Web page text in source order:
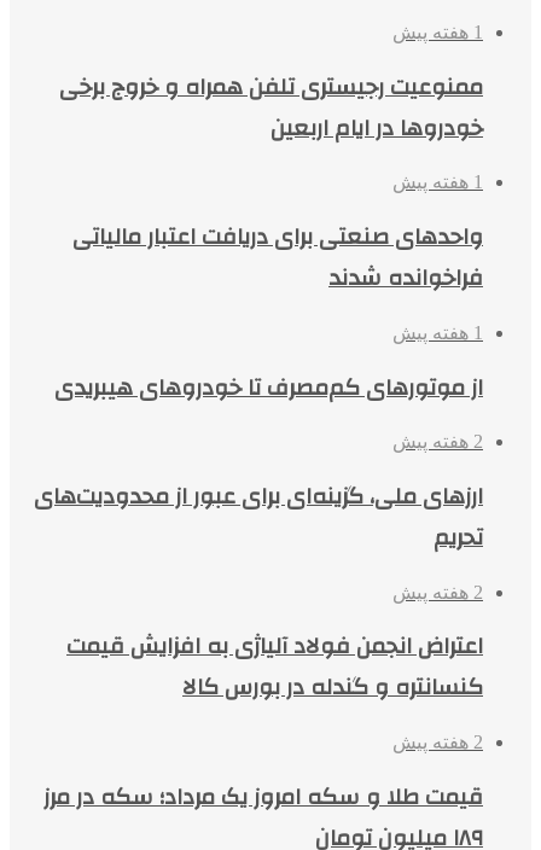
1 هفته پیش
ممنوعیت رجیستری تلفن همراه و خروج برخی
خودروها در ایام اربعین
1 هفته پیش
واحدهای صنعتی برای دریافت اعتبار مالیاتی
فراخوانده شدند
1 هفته پیش
از موتورهای کم‌مصرف تا خودروهای هیبریدی
2 هفته پیش
ارزهای ملی، گزینه‌ای برای عبور از محدودیت‌های
تحریم
2 هفته پیش
اعتراض انجمن فولاد آلیاژی به افزایش قیمت
کنسانتره و گندله در بورس کالا
2 هفته پیش
قیمت طلا و سکه امروز یک مرداد؛ سکه در مرز
۱۸۹ میلیون تومان